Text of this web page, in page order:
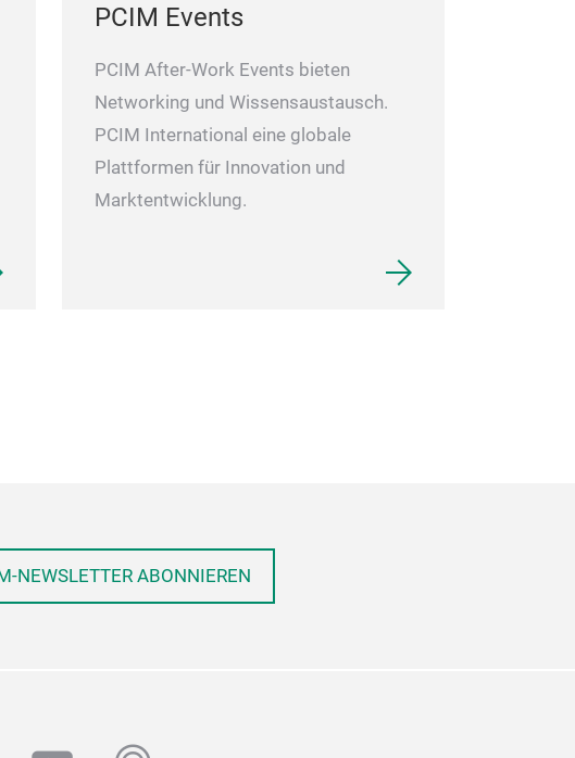
PCIM Events
PCIM After-Work Events bieten
Networking und Wissensaustausch.
PCIM International eine globale
Plattformen für Innovation und
Marktentwicklung.
NEWSLETTER ABONNIEREN